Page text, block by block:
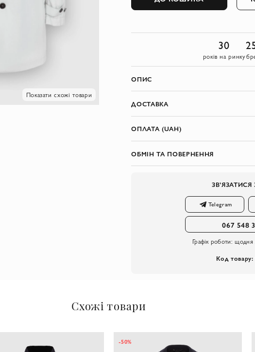
Показати схожі товари
30
років на ринку
ОПИС
ДОСТАВКА
ОПЛАТА (UAH)
ОБМІН ТА ПОВЕРНЕННЯ
Telegram
067 548
Графік роботи: щодня
Код товару:
Схожі товари
-50%